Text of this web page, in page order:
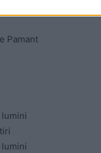
Pamant
lumini
lumini